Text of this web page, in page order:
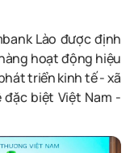
Lào được định
hoạt động hiệu
triển kinh tế - xã
biệt Việt Nam -